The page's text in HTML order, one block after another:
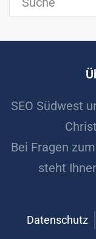
SEO Südwest
Bei Fragen
steht
Datenschutz